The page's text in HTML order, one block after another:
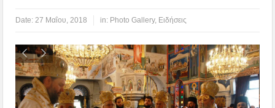
Date: 27 Μαΐου, 2018 in: Photo Gallery, Ειδήσεις